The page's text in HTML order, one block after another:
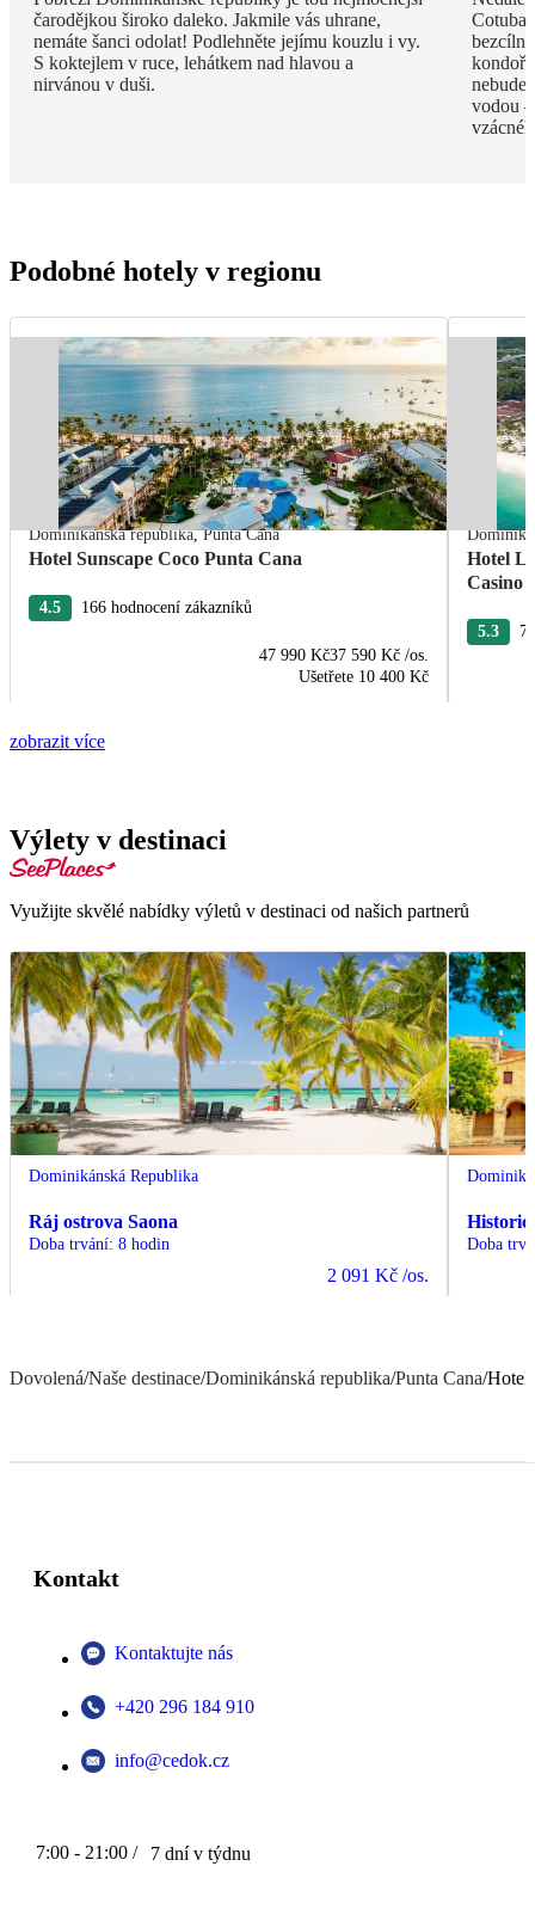
čarodějkou široko daleko. Jakmile vás uhrane,
nemáte šanci odolat! Podlehněte jejímu kouzlu i vy.
S koktejlem v ruce, lehátkem nad hlavou a
nirvánou v duši.
vodou
Podobné hotely v regionu
Dominikánská republika,Punta Cana
Hotel Sunscape Coco Punta Cana
4.5 166 hodnocení zákazníků
47 990 Kč37 590 Kč /os.
Ušetřete 10 400 Kč
Hotel
Casino
5.3
zobrazit více
Výlety v destinaci
Využijte skvělé nabídky výletů v destinaci od našich partnerů
Dominikánská Republika
Ráj ostrova Saona
Doba trvání: 8 hodin
2 091 Kč /os.
Doba
Dovolená/Naše destinace/Dominikánská republika/Punta Cana/Hotel
Kontakt
Kontaktujte nás
+420 296 184 910
info@cedok.cz
7:00 - 21:00 / 7 dní v týdnu